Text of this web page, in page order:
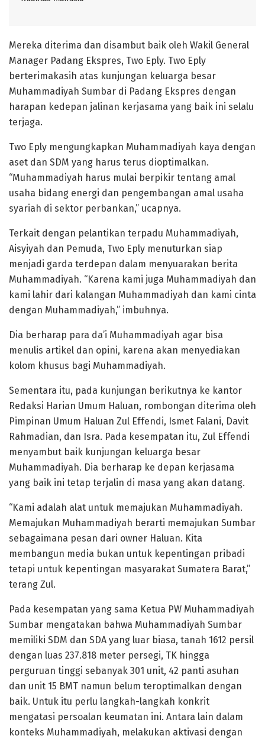
Mereka diterima dan disambut baik oleh Wakil General
Manager Padang Ekspres, Two Eply. Two Eply
berterimakasih atas kunjungan keluarga besar
Muhammadiyah Sumbar di Padang Ekspres dengan
harapan kedepan jalinan kerjasama yang baik ini selalu
terjaga.
Two Eply mengungkapkan Muhammadiyah kaya dengan
aset dan SDM yang harus terus dioptimalkan.
“Muhammadiyah harus mulai berpikir tentang amal
usaha bidang energi dan pengembangan amal usaha
syariah di sektor perbankan,” ucapnya.
Terkait dengan pelantikan terpadu Muhammadiyah,
Aisyiyah dan Pemuda, Two Eply menuturkan siap
menjadi garda terdepan dalam menyuarakan berita
Muhammadiyah. “Karena kami juga Muhammadiyah dan
kami lahir dari kalangan Muhammadiyah dan kami cinta
dengan Muhammadiyah,” imbuhnya.
Dia berharap para da’i Muhammadiyah agar bisa
menulis artikel dan opini, karena akan menyediakan
kolom khusus bagi Muhammadiyah.
Sementara itu, pada kunjungan berikutnya ke kantor
Redaksi Harian Umum Haluan, rombongan diterima oleh
Pimpinan Umum Haluan Zul Effendi, Ismet Falani, Davit
Rahmadian, dan Isra. Pada kesempatan itu, Zul Effendi
menyambut baik kunjungan keluarga besar
Muhammadiyah. Dia berharap ke depan kerjasama
yang baik ini tetap terjalin di masa yang akan datang.
“Kami adalah alat untuk memajukan Muhammadiyah.
Memajukan Muhammadiyah berarti memajukan Sumbar
sebagaimana pesan dari owner Haluan. Kita
membangun media bukan untuk kepentingan pribadi
tetapi untuk kepentingan masyarakat Sumatera Barat,”
terang Zul.
Pada kesempatan yang sama Ketua PW Muhammadiyah
Sumbar mengatakan bahwa Muhammadiyah Sumbar
memiliki SDM dan SDA yang luar biasa, tanah 1612 persil
dengan luas 237.818 meter persegi, TK hingga
perguruan tinggi sebanyak 301 unit, 42 panti asuhan
dan unit 15 BMT namun belum teroptimalkan dengan
baik. Untuk itu perlu langkah-langkah konkrit
mengatasi persoalan keumatan ini. Antara lain dalam
konteks Muhammadiyah, melakukan aktivasi dengan